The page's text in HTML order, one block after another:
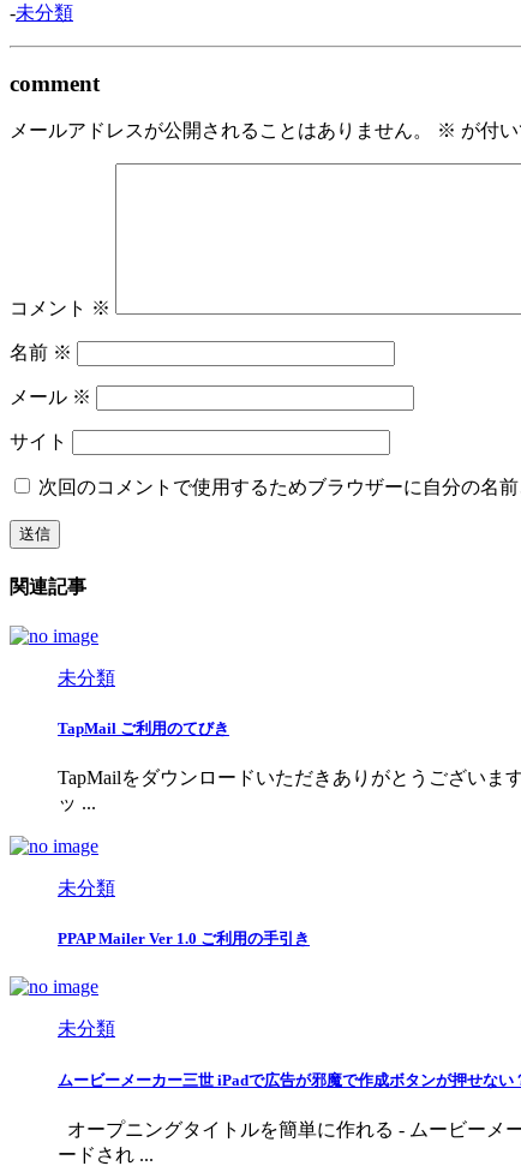
-未分類
comment
メールアドレスが公開されることはありません。 ※ が付
コメント ※
名前 ※
メール ※
サイト
次回のコメントで使用するためブラウザーに自分の名
関連記事
未分類
TapMail ご利用のてびき
TapMailをダウンロードいただきありがとうございま
ッ ...
未分類
PPAP Mailer Ver 1.0 ご利用の手引き
未分類
ムービーメーカー三世 iPadで広告が邪魔で作成ボタンが押せない
オープニングタイトルを簡単に作れる - ムービーメ
ードされ ...